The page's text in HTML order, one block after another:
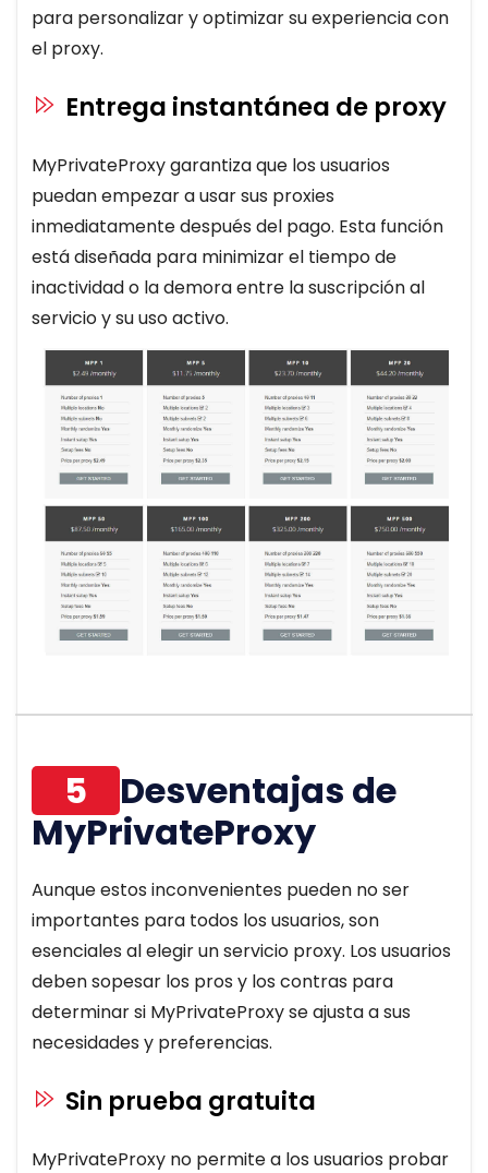
para personalizar y optimizar su experiencia con
el proxy.
Entrega instantánea de proxy
MyPrivateProxy garantiza que los usuarios
puedan empezar a usar sus proxies
inmediatamente después del pago. Esta función
está diseñada para minimizar el tiempo de
inactividad o la demora entre la suscripción al
servicio y su uso activo.
5
Desventajas de
MyPrivateProxy
Aunque estos inconvenientes pueden no ser
importantes para todos los usuarios, son
esenciales al elegir un servicio proxy. Los usuarios
deben sopesar los pros y los contras para
determinar si MyPrivateProxy se ajusta a sus
necesidades y preferencias.
Sin prueba gratuita
MyPrivateProxy no permite a los usuarios probar